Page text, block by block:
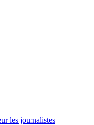
les journalistes